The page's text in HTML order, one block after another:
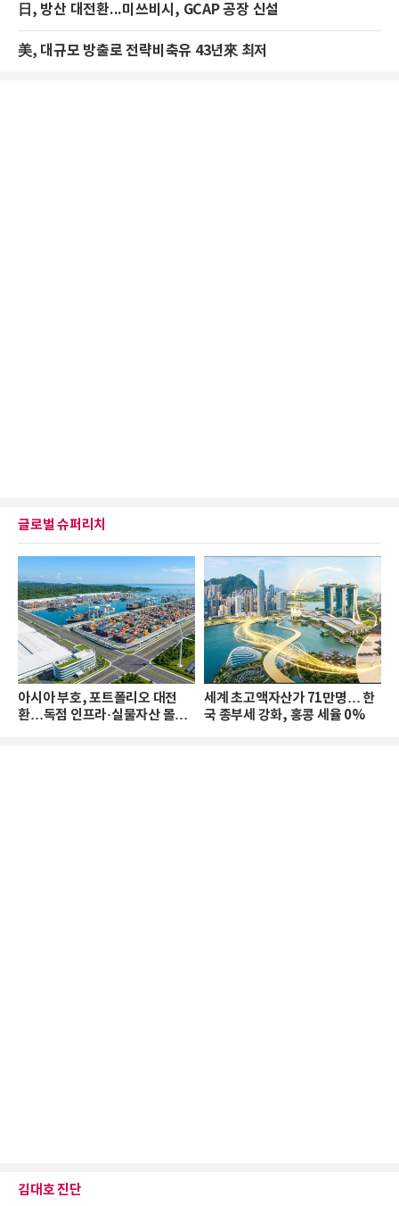
日, 방산 대전환...미쓰비시, GCAP 공장 신설
美, 대규모 방출로 전략비축유 43년來 최저
글로벌 슈퍼리치
아시아 부호, 포트폴리오 대전
환…독점 인프라·실물자산 몰린
세계 초고액자산가 71만명… 한
국 종부세 강화, 홍콩 세율 0%
김대호 진단